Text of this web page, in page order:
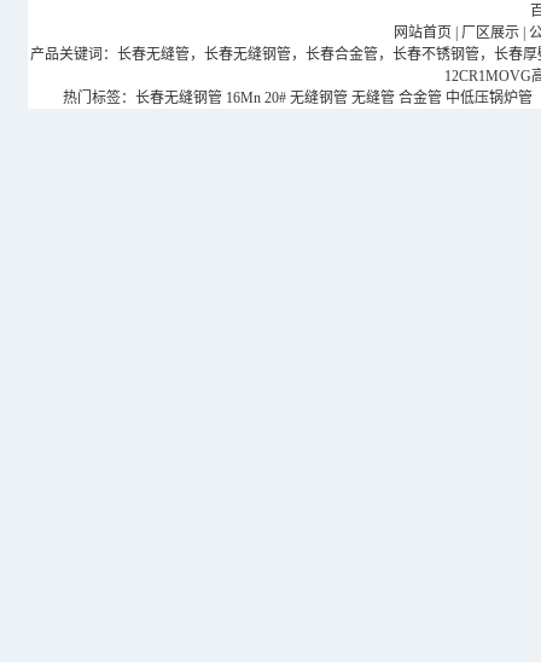
网站首页
厂区展示
产品关键词：长春无缝管，长春无缝钢管，长春合金管，长春不锈钢管，长春
12CR1MOVG
热门标签： 长春无缝钢管 16Mn 20# 无缝钢管 无缝管 合金管 中低压锅炉管